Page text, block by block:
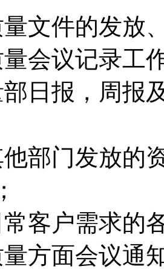
文件的发放
会议记录工
日报，周报
部门发放的
客户需求的
方面会议通